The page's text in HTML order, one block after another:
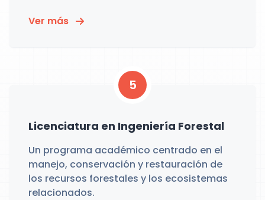
Ver más
5
Licenciatura en Ingeniería Forestal
Un programa académico centrado en el
manejo, conservación y restauración de
los recursos forestales y los ecosistemas
relacionados.